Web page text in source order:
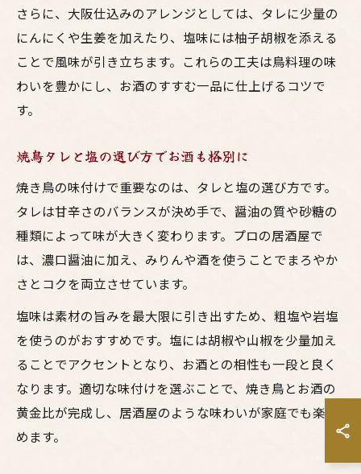
さらに、大阪仕込みのアレンジとしては、タレに少量の
にんにくや生姜を加えたり、塩味には柚子胡椒を添える
ことで風味が引き立ちます。これらの工夫は鳥料理の味
わいを豊かにし、お酒のすすむ一品に仕上げるコツで
す。
焼鳥タレと塩の選び方でお酒も格別に
焼き鳥の味付けで重要なのは、タレと塩の選び方です。
タレは甘辛さのバランスが決め手で、醤油の質や砂糖の
種類によって味が大きく変わります。プロの居酒屋で
は、濃口醤油に加え、みりんや酒を使うことでまろやか
さとコクを両立させています。
塩味は素材の旨みを最大限に引き出すため、粗塩や岩塩
を使うのがおすすめです。塩には胡椒や山椒を少量加え
ることでアクセントとなり、お酒との相性も一段と良く
なります。適切な味付けを選ぶことで、焼き鳥とお酒の
黄金比が完成し、居酒屋のような味わいが家庭でも楽し
めます。